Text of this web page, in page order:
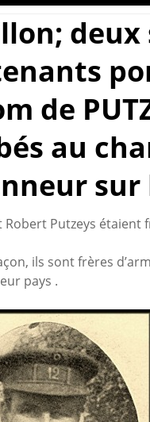
deux
de
au
sur
Robert Putzeys étaient
ils sont frères
pays .